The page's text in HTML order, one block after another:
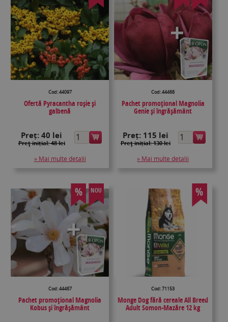
Cod: 44097
Ofertă Pyracantha roșie și
galbenă
Preț:40 lei
Preţ inițial: 48 lei
» Mai multe detalii
Cod: 44468
Pachet promoțional Magnolia
Genie și îngrășământ
Preț: 115 lei
Preţ inițial: 130 lei
» Mai multe detalii
% NOU
Cod: 44467
Pachet promoțional Magnolia
Kobus și îngrășământ
%
Cod: 71153
Monge Dog fără cereale All Breed
Adult Somon-Mazăre 12 kg